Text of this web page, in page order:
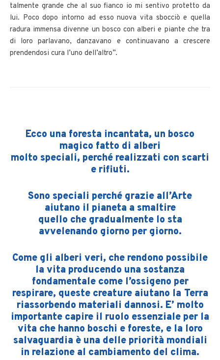
talmente grande che al suo fianco io mi sentivo protetto da
lui. Poco dopo intorno ad esso nuova vita sbocciò e quella
radura immensa divenne un bosco con alberi e piante che tra
di loro parlavano, danzavano e continuavano a crescere
prendendosi cura l’uno dell’altro”.
Ecco una foresta incantata, un bosco
magico fatto di alberi
molto speciali, perché realizzati con scarti
e rifiuti.
Sono speciali perché grazie all’Arte
aiutano il pianeta a smaltire
quello che gradualmente lo sta
avvelenando giorno per giorno.
Come gli alberi veri, che rendono possibile
la vita producendo una sostanza
fondamentale come l’ossigeno per
respirare, queste creature aiutano la Terra
riassorbendo materiali dannosi. E’ molto
importante capire il ruolo essenziale per la
vita che hanno boschi e foreste, e la loro
salvaguardia è una delle priorità mondiali
in relazione al cambiamento del clima.